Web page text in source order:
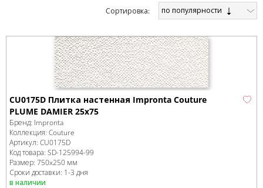
Cортировка: по популярности
CU0175D Плитка настенная Impronta Couture
PLUME DAMIER 25x75
Бренд: Impronta
Коллекция: Couture
Артикул: CU0175D
Код товара: SD-125994-99
Размер: 750x250 мм
Сроки доставки: 1-3 дня
в наличии